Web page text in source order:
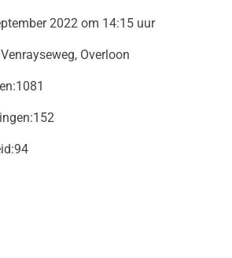
2022 om 14:15 uur
Overloon